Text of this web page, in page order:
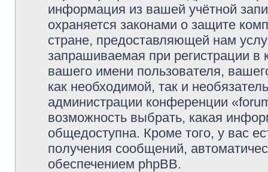
информация из вашей учётной
охраняется законами о защите
стране, предоставляющей нам
запрашиваемая при регистрации
вашего имени пользователя,
как необходимой, так и
администрации конференции
возможность выбрать, какая
общедоступна. Кроме того, у вас
получения сообщений,
обеспечением phpBB.